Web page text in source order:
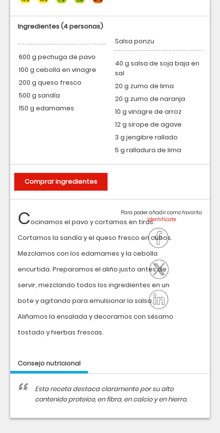
Cocinamos el pavo y cortamos en tiras.
Cortamos la sandía y el queso fresco en cubos.
Mezclamos con los edamames y la cebolla
encurtida. Preparamos el aliño justo antes de
servir, mezclando todos los ingredientes en un
bote y agitando para emulsionar la salsa.
Aliñamos la ensalada y decoramos con sésamo
tostado y hierbas frescas.
Consejo nutricional
Esta receta destaca claramente por su alto
contenido proteíco, en fibra, en calcio y en hierro.
Para poder añadir como favorito
Ingredientes(4 personas)
600 g pechuga de pavo
100 g cebolla en vinagre
200 g queso fresco
500 g sandía
150 g edamames
Salsa ponzu
40 g salsa de soja baja en
sal
20 g zumo de lima
20 g zumo de naranja
10 g vinagre de arroz
12 g sirope de agave
3 g jengibre rallado
5 g ralladura de lima
Comprar ingredientes